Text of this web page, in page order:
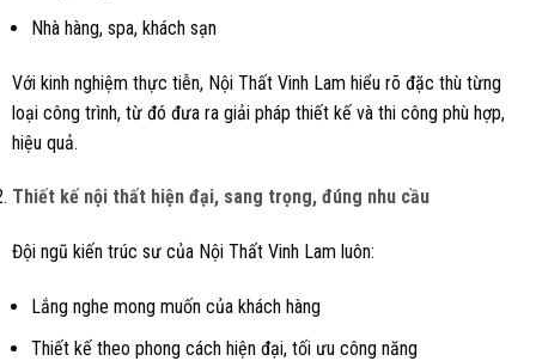
Nhà hàng, spa, khách sạn
Với kinh nghiệm thực tiễn, Nội Thất Vinh Lam hiểu rõ đặc thù từng
loại công trình, từ đó đưa ra giải pháp thiết kế và thi công phù hợp,
hiệu quả.
Thiết kế nội thất hiện đại, sang trọng, đúng nhu cầu
Đội ngũ kiến trúc sư của Nội Thất Vinh Lam luôn:
Lắng nghe mong muốn của khách hàng
Thiết kế theo phong cách hiện đại, tối ưu công năng